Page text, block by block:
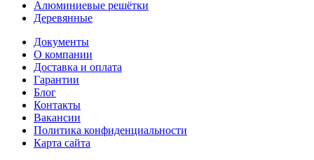
Алюминиевые решётки
Деревянные
Документы
О компании
Доставка и оплата
Гарантии
Блог
Контакты
Вакансии
Политика конфиденциальности
Карта сайта